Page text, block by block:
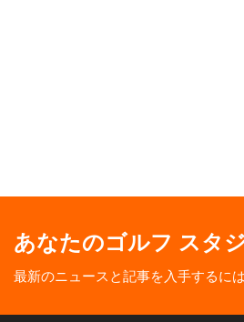
あなたのゴルフ スタ
最新のニュースと記事を入手するに